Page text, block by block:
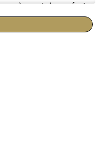
mères et des enfants
plan. Dans cet
par leslaboratoires